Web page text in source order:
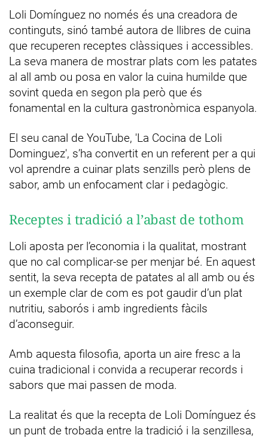
Loli Domínguez no només és una creadora de
continguts, sinó també autora de llibres de cuina
que recuperen receptes clàssiques i accessibles.
La seva manera de mostrar plats com les patates
al all amb ou posa en valor la cuina humilde que
sovint queda en segon pla però que és
fonamental en la cultura gastronòmica espanyola.
El seu canal de YouTube, 'La Cocina de Loli
Dominguez', s’ha convertit en un referent per a qui
vol aprendre a cuinar plats senzills però plens de
sabor, amb un enfocament clar i pedagògic.
Receptes i tradició a l’abast de tothom
Loli aposta per l’economia i la qualitat, mostrant
que no cal complicar-se per menjar bé. En aquest
sentit, la seva recepta de patates al all amb ou és
un exemple clar de com es pot gaudir d’un plat
nutritiu, saborós i amb ingredients fàcils
d’aconseguir.
Amb aquesta filosofia, aporta un aire fresc a la
cuina tradicional i convida a recuperar records i
sabors que mai passen de moda.
La realitat és que la recepta de Loli Domínguez és
un punt de trobada entre la tradició i la senzillesa,